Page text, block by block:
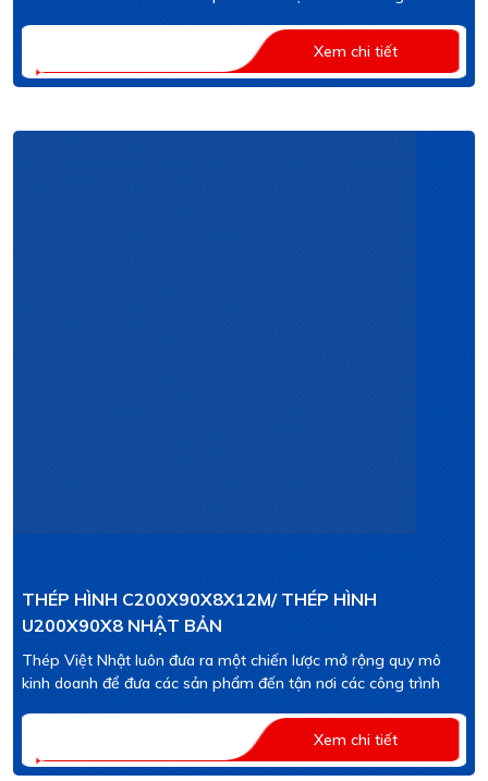
Xem chi tiết
THÉP HÌNH C200X90X8X12M/ THÉP HÌNH
U200X90X8 NHẬT BẢN
Thép Việt Nhật luôn đưa ra một chiến lược mở rộng quy mô
kinh doanh để đưa các sản phẩm đến tận nơi các công trình
Xem chi tiết